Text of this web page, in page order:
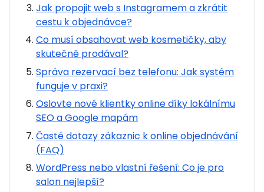
Jak propojit web s Instagramem a zkrátit
cestu k objednávce?
Co musí obsahovat web kosmetičky, aby
skutečně prodával?
Správa rezervací bez telefonu: Jak systém
funguje v praxi?
Oslovte nové klientky online díky lokálnímu
SEO a Google mapám
Časté dotazy zákaznic k online objednávání
(FAQ)
WordPress nebo vlastní řešení: Co je pro
salon nejlepší?